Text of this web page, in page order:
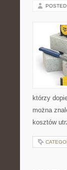
którzy
można
kosztów